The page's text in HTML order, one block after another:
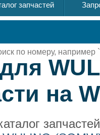
запчастей
на